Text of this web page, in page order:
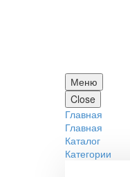
Меню
Close
Главная
Главная
Каталог
Категории